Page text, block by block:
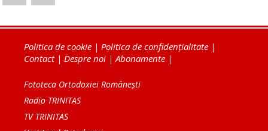
Politica de cookie | Politica de confidențialitate |
Contact| Despre noi |Abonamente |
Fototeca Ortodoxiei Românești
Radio TRINITAS
TV TRINITAS